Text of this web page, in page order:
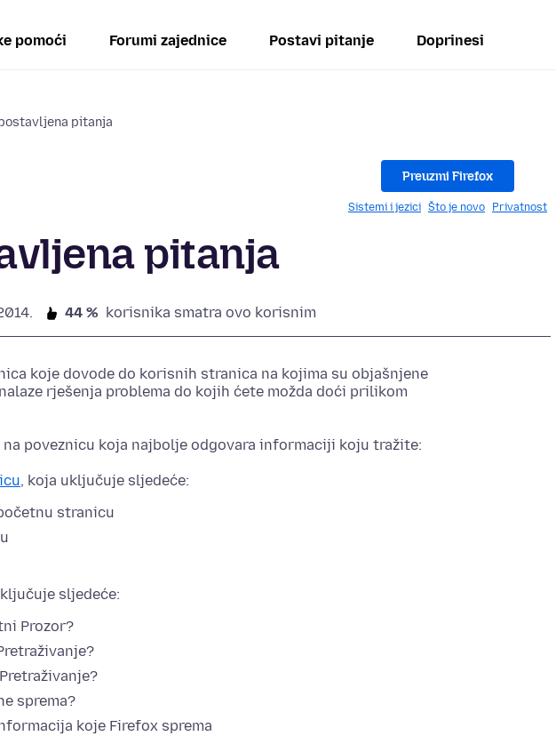
pomoći Forumi zajednice Postavi pitanje Doprinesi
pitanja
Preuzmi Firefox
Sistemi i jezici Što je novo Privatnost
pitanja
44 % korisnika smatra ovo korisnim
koje dovode do korisnih stranica na kojima su objašnjene
rješenja problema do kojih ćete možda doći prilikom
poveznicu koja najbolje odgovara informaciji koju tražite:
, koja uključuje sljedeće:
stranicu
sljedeće:
Prozor?
sprema?
koje Firefox sprema